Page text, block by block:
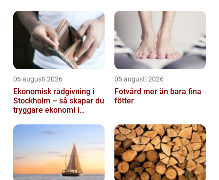
06 augusti 2026
Ekonomisk rådgivning i
Stockholm – så skapar du
tryggare ekonomi i
05 augusti 2026
Fotvård mer än bara fina
fötter